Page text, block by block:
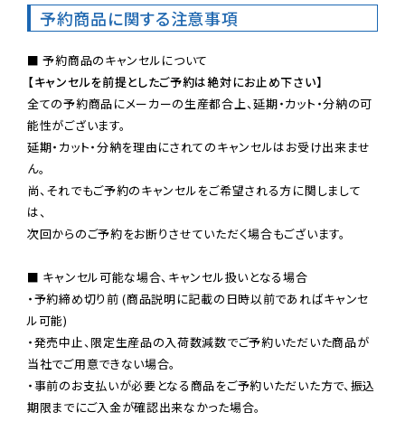
予約商品に関する注意事項
【キャンセルを前提としたご予約は絶対にお止め下さい】
全ての予約商品にメーカーの生産都合上、延期・カット・分納の可
能性がございます。
延期・カット・分納を理由にされてのキャンセルはお受け出来ませ
ん。
尚、それでもご予約のキャンセルをご希望される方に関しまして
は、
次回からのご予約をお断りさせていただく場合もございます。
■ キャンセル可能な場合、キャンセル扱いとなる場合
・予約締め切り前 (商品説明に記載の日時以前であればキャンセ
ル可能)
・発売中止、限定生産品の入荷数減数でご予約いただいた商品が
当社でご用意できない場合。
・事前のお支払いが必要となる商品をご予約いただいた方で、振込
期限までにご入金が確認出来なかった場合。